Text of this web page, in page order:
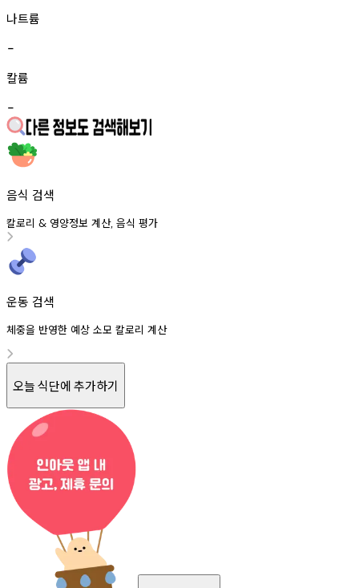
나트륨
-
칼륨
-
음식 검색
칼로리 & 영양정보 계산, 음식 평가
운동 검색
체중을 반영한 예상 소모 칼로리 계산
오늘 식단에 추가하기